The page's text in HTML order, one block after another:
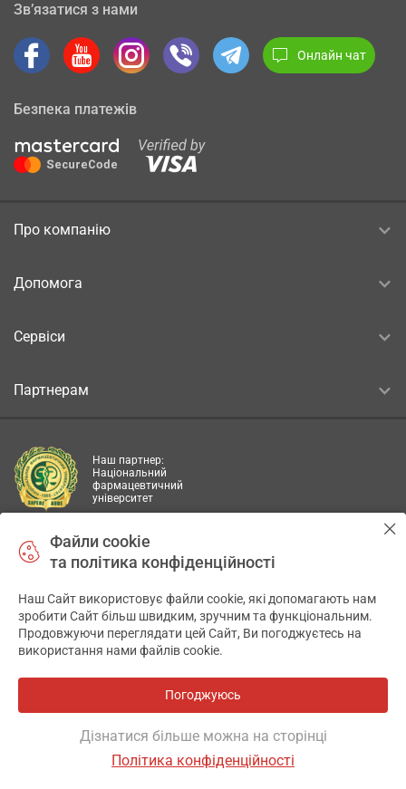
Зв’язатися з нами
Онлайн чат
Безпека платежів
Про компанію
Допомога
Сервіси
Партнерам
Наш партнер:
Національний
фармацевтичний
університет
САМОЛІКУВАННЯ МОЖЕ БУТИ
ШКІДЛИВИМ ДЛЯ ВАШОГО
ЗДОРОВ’Я
ПЕРЕД ЗАСТОСУВАННЯМ ПРЕПАРАТУ ПРОКОНСУЛЬТУЙТЕСЬ
ТОВ «АПТЕКА 911.ЮА» Код ЄДРПОУ 43631965.
Файли cookie
та політика конфіденційності
Наш Сайт використовує файли cookie, які допомагають нам
зробити Сайт більш швидким, зручним та функціональним.
Продовжуючи переглядати цей Сайт, Ви погоджуєтесь на
використання нами файлів cookie.
Погоджуюсь
Дізнатися більше можна на сторінці
Політика конфіденційності
✕